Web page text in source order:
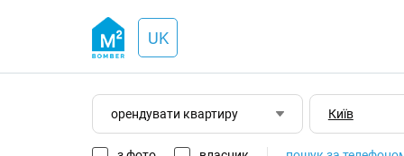
UK
орендувати квартиру